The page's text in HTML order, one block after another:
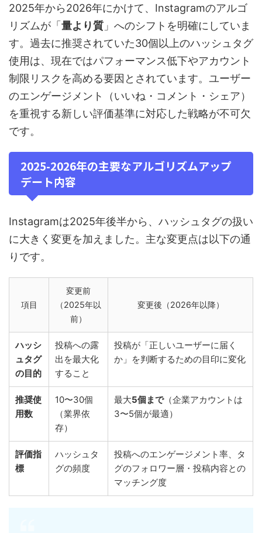
2025年から2026年にかけて、Instagramのアルゴ
リズムが「量より質 」へのシフトを明確にしていま
す。過去に推奨されていた30個以上のハッシュタグ
使用は、現在ではパフォーマンス低下やアカウント
制限リスクを高める要因とされています。ユーザー
のエンゲージメント（いいね・コメント・シェア）
を重視する新しい評価基準に対応した戦略が不可欠
です。
2025-2026年の主要なアルゴリズムアップ
デート内容
Instagramは2025年後半から、ハッシュタグの扱い
に大きく変更を加えました。主な変更点は以下の通
りです。
項目
変更前
（2025年以
前）
変更後（2026年以降）
ハッシ
ュタグ
の目的
投稿への露
出を最大化
すること
投稿が「正しいユーザーに届く
か」を判断するための目印に変化
推奨使
用数
10〜30個
（業界依
存）
最大5個まで（企業アカウントは
3〜5個が最適）
評価指
標
ハッシュタ
グの頻度
投稿へのエンゲージメント率、タ
グのフォロワー層・投稿内容との
マッチング度